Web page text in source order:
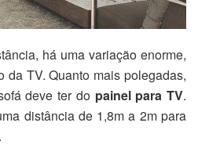
há uma variação enorme,
da TV. Quanto mais polegadas,
deve ter do painel para TV.
distância de 1,8m a 2m para